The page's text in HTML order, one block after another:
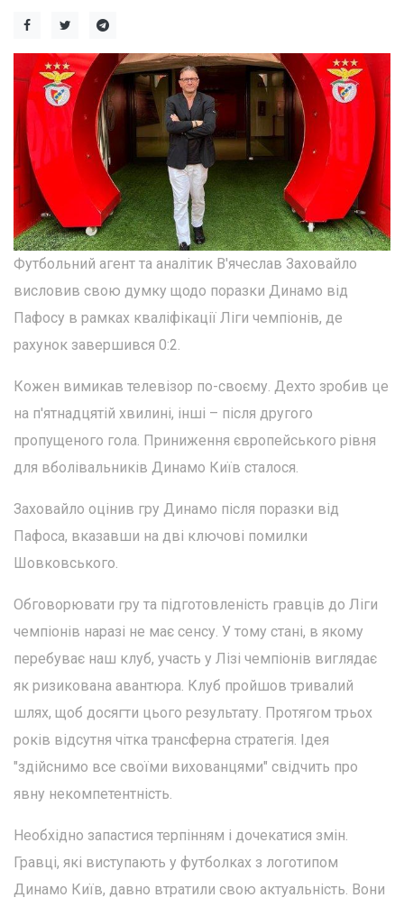
Футбольний агент та аналітик В'ячеслав Заховайло
висловив свою думку щодо поразки Динамо від
Пафосу в рамках кваліфікації Ліги чемпіонів, де
рахунок завершився 0:2.
Кожен вимикав телевізор по-своєму. Дехто зробив це
на п'ятнадцятій хвилині, інші – після другого
пропущеного гола. Приниження європейського рівня
для вболівальників Динамо Київ сталося.
Заховайло оцінив гру Динамо після поразки від
Пафоса, вказавши на дві ключові помилки
Шовковського.
Обговорювати гру та підготовленість гравців до Ліги
чемпіонів наразі не має сенсу. У тому стані, в якому
перебуває наш клуб, участь у Лізі чемпіонів виглядає
як ризикована авантюра. Клуб пройшов тривалий
шлях, щоб досягти цього результату. Протягом трьох
років відсутня чітка трансферна стратегія. Ідея
"здійснимо все своїми вихованцями" свідчить про
явну некомпетентність.
Необхідно запастися терпінням і дочекатися змін.
Гравці, які виступають у футболках з логотипом
Динамо Київ, давно втратили свою актуальність. Вони